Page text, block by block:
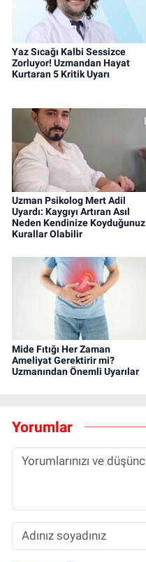
Yaz Sıcağı Kalbi Sessizce
Zorluyor! Uzmandan Hayat
Kurtaran 5 Kritik Uyarı
Uzman Psikolog Mert Adil
Uyardı: Kaygıyı Artıran Asıl
Neden Kendinize Koyduğunuz
Kurallar Olabilir
Mide Fıtığı Her Zaman
Ameliyat Gerektirir mi?
Uzmanından Önemli Uyarılar
Yorumlar